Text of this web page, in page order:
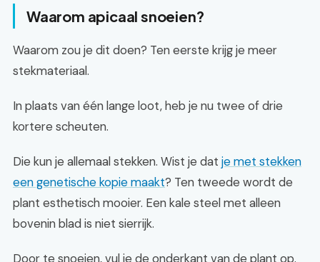
Waarom apicaal snoeien?
Waarom zou je dit doen? Ten eerste krijg je meer
stekmateriaal.
In plaats van één lange loot, heb je nu twee of drie
kortere scheuten.
Die kun je allemaal stekken. Wist je dat je met stekken
een genetische kopie maakt? Ten tweede wordt de
plant esthetisch mooier. Een kale steel met alleen
bovenin blad is niet sierrijk.
Door te snoeien, vul je de onderkant van de plant op.